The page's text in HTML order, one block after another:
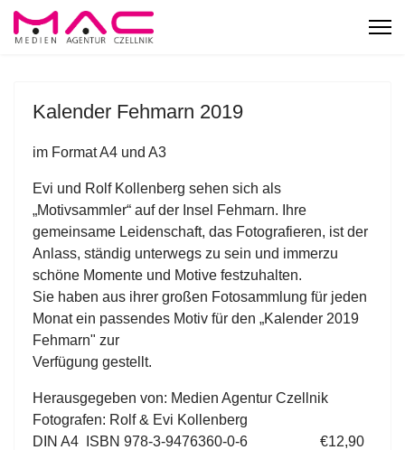
Kalender Fehmarn 2019
im Format A4 und A3
Evi und Rolf Kollenberg sehen sich als
„Motivsammler“ auf der Insel Fehmarn. Ihre
gemeinsame Leidenschaft, das Fotografieren, ist der
Anlass, ständig unterwegs zu sein und immerzu
schöne Momente und Motive festzuhalten.
Sie haben aus ihrer großen Fotosammlung für jeden
Monat ein passendes Motiv für den „Kalender 2019
Fehmarn" zur
Verfügung gestellt.
Herausgegeben von: Medien Agentur Czellnik
Fotografen: Rolf & Evi Kollenberg
DIN A4 ISBN 978-3-9476360-0-6 €12,90